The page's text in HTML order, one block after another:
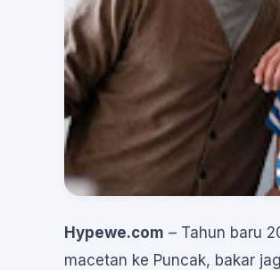
Hypewe.com – Tahun baru
macetan ke Puncak, bakar